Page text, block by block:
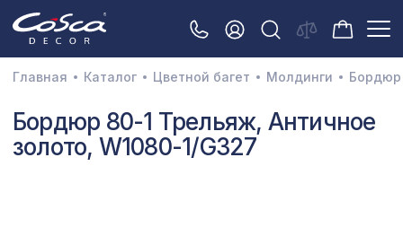
3D орнамент
Акустические панели
Главная Каталог Цветной багет Молдинги Бордюр
Бордюр 80-1 Трельяж, Античное
золото, W1080-1/G327